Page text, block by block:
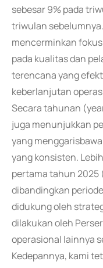
sebesar 9% pada
triwulan
mencerminkan
pada kualitas dan
terencana yang
keberlanjutan
Secara tahunan
juga menunjukkan
yang
yang konsisten.
pertama tahun 2025
dibandingkan
didukung oleh
dilakukan oleh
operasional lainnya
Kedepannya, kami